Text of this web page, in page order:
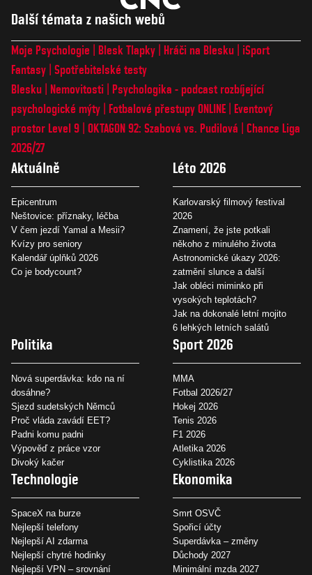
Další témata z našich webů
Moje Psychologie Blesk Tlapky Hráči na Blesku
iSport
Fantasy Spotřebitelské testy
Blesku
Nemovitosti
Psychologika - podcast rozbíjející
psychologické mýty
Fotbalové přestupy ONLINE
Eventový
prostor Level 9 OKTAGON 92: Szabová vs. Pudilová
Chance Liga
2026/27
Aktuálně
Epicentrum
Neštovice: příznaky, léčba
V čem jezdí Yamal a Mesii?
Kvízy pro seniory
Kalendář úplňků 2026
Co je bodycount?
Léto 2026
Karlovarský filmový festival
2026
Znamení, že jste potkali
někoho z minulého života
Astronomické úkazy 2026:
zatmění slunce a další
Jak obléci miminko při
vysokých teplotách?
Jak na dokonalé letní mojito
6 lehkých letních salátů
Politika
Nová superdávka: kdo na ní
dosáhne?
Sjezd sudetských Němců
Proč vláda zavádí EET?
Padni komu padni
Výpověď z práce vzor
Divoký kačer
Sport 2026
MMA
Fotbal 2026/27
Hokej 2026
Tenis 2026
F1 2026
Atletika 2026
Cyklistika 2026
Technologie
SpaceX na burze
Nejlepší telefony
Nejlepší AI zdarma
Nejlepší chytré hodinky
Nejlepší VPN – srovnání
Ekonomika
Smrt OSVČ
Spořicí účty
Superdávka – změny
Důchody 2027
Minimální mzda 2027